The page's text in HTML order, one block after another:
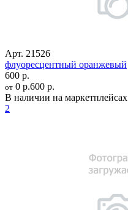
Арт. 21526
флуоресцентный оранжевый
600 р.
от 0 р.600 р.
В наличии на маркетплейсах
2